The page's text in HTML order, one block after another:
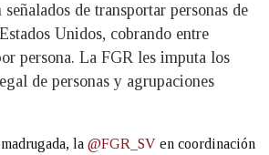
de transportar personas de
Unidos, cobrando entre
persona. La FGR les imputa los
de personas y agrupaciones
la @FGR_SV en coordinación